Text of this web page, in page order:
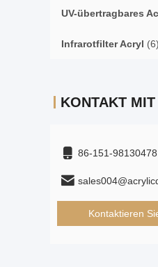
UV-übertragbares
Infrarotfilter Acryl (6)
KONTAKT MIT
86-151-98130478
Kontaktieren